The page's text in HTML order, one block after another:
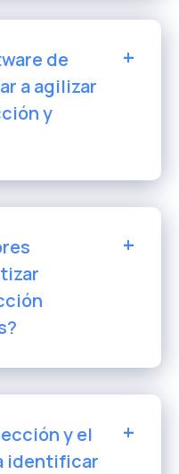
de
a agilizar
y
y el
identificar